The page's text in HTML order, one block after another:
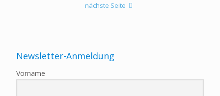
nächste Seite
Newsletter-Anmeldung
Vorname